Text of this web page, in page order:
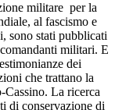
militare per la
al fascismo e
sono stati pubblicati
militari. E
dei
che trattano la
La ricerca
di conservazione di